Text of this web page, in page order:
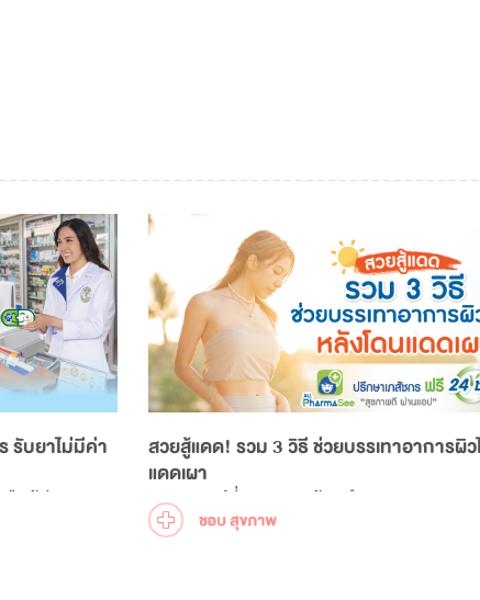
รับยาไม่มีค่า
ผู้ประกอบ
สวยสู้แดด! รวม 3 วิธี ช่วยบรรเทาอาการผิว
แดดเผา
แสงอาทิตย์ที่แผดเผา พร้อมทำลายผิวเราตลอดเ